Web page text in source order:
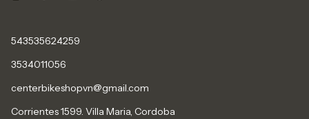
543535624259
3534011056
centerbikeshopvn@gmail.com
Corrientes 1599. Villa Maria, Cordoba